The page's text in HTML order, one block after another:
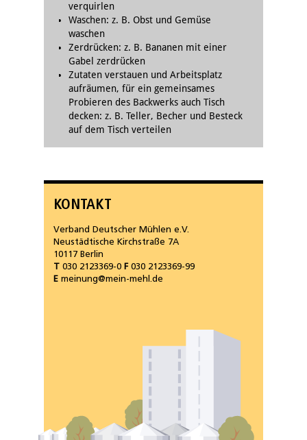
verquirlen
Waschen: z. B. Obst und Gemüse
waschen
Zerdrücken: z. B. Bananen mit einer
Gabel zerdrücken
Zutaten verstauen und Arbeitsplatz
aufräumen, für ein gemeinsames
Probieren des Backwerks auch Tisch
decken: z. B. Teller, Becher und Besteck
auf dem Tisch verteilen
KONTAKT
Verband Deutscher Mühlen e.V.
Neustädtische Kirchstraße 7A
10117 Berlin
T 030 2123369-0 F030 2123369-99
E meinung@mein-mehl.de